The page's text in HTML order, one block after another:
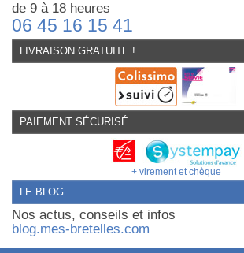
de 9 à 18 heures
06 45 16 15 41
LIVRAISON GRATUITE !
PAIEMENT SÉCURISÉ
+ virement et chèque
LE BLOG
Nos actus, conseils et infos
blog.mes-bretelles.com